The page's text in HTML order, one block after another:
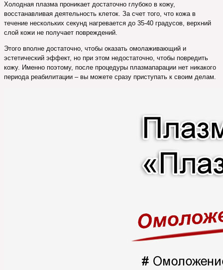
Холодная плазма проникает достаточно глубоко в кожу,
восстанавливая деятельность клеток. За счет того, что кожа в
течение нескольких секунд нагревается до 35-40 градусов, верхний
слой кожи не получает повреждений.
Этого вполне достаточно, чтобы оказать омолаживающий и
эстетический эффект, но при этом недостаточно, чтобы повредить
кожу. Именно поэтому, после процедуры плазмапарации нет никакого
периода реабилитации – вы можете сразу приступать к своим делам.